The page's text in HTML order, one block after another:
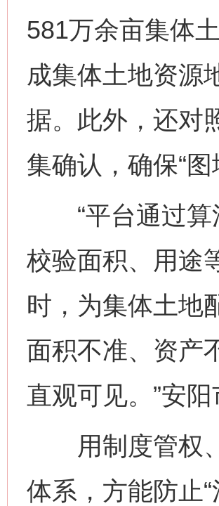
581万余亩集体
成集体土地资源
据。此外，还对
集确认，确保“
“平台通过算
校验面积、用途
时，为集体土地
面积不准、资产
直观可见。”安
用制度管权、
体系，方能防止